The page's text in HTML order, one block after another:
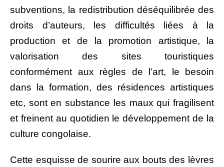
subventions, la redistribution déséquilibrée des
droits d’auteurs, les difficultés liées à la
production et de la promotion artistique, la
valorisation des sites touristiques
conformément aux règles de l’art, le besoin
dans la formation, des résidences artistiques
etc, sont en substance les maux qui fragilisent
et freinent au quotidien le développement de la
culture congolaise.
Cette esquisse de sourire aux bouts des lèvres